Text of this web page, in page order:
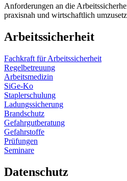
Anforderungen an die
praxisnah und wirtschaftlich
Arbeitssicherheit
Fachkraft für Arbeitssicherheit
Regelbetreuung
Arbeitsmedizin
SiGe-Ko
Staplerschulung
Ladungssicherung
Brandschutz
Gefahrgutberatung
Gefahrstoffe
Prüfungen
Seminare
Datenschutz